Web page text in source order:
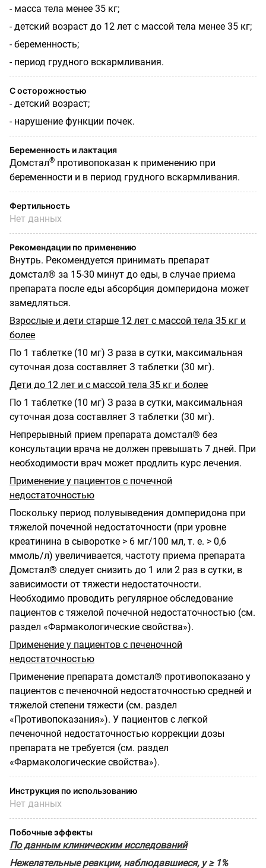
- масса тела менее 35 кг;
- детский возраст до 12 лет с массой тела менее 35 кг;
- беременность;
- период грудного вскармливания.
С осторожностью
- детский возраст;
- нарушение функции почек.
Беременность и лактация
Домстал® противопоказан к применению при
беременности и в период грудного вскармливания.
Фертильность
Нет данных
Рекомендации по применению
Внутрь. Рекомендуется принимать препарат
домстал® за 15-30 минут до еды, в случае приема
препарата после еды абсорбция домперидона может
замедляться.
Взрослые и дети старше 12 лет с массой тела 35 кг и
более
По 1 таблетке (10 мг) З раза в сутки, максимальная
суточная доза составляет З таблетки (30 мг).
Дети до 12 лет и с массой тела 35 кг и более
По 1 таблетке (10 мг) З раза в сутки, максимальная
суточная доза составляет З таблетки (30 мг).
Непрерывный прием препарата домстал® без
консультации врача не должен превышать 7 дней. При
необходимости врач может продлить курс лечения.
Применение у пациентов с почечной
недостаточностью
Поскольку период полувыведения домперидона при
тяжелой почечной недостаточности (при уровне
креатинина в сыворотке > 6 мг/100 мл, т. е. > 0,6
ммоль/л) увеличивается, частоту приема препарата
Домстал® следует снизить до 1 или 2 раз в сутки, в
зависимости от тяжести недостаточности.
Необходимо проводить регулярное обследование
пациентов с тяжелой почечной недостаточностью (см.
раздел «Фармакологические свойства»).
Применение у пациентов с печеночной
недостаточностью
Применение препарата домстал® противопоказано у
пациентов с печеночной недостаточностью средней и
тяжелой степени тяжести (см. раздел
«Противопоказания»). У пациентов с легкой
печеночной недостаточностью коррекции дозы
препарата не требуется (см. раздел
«Фармакологические свойства»).
Инструкция по использованию
Нет данных
Побочные эффекты
По данным клиническим исследований
Нежелательные реакции, наблюдавшиеся, у ≥ 1%